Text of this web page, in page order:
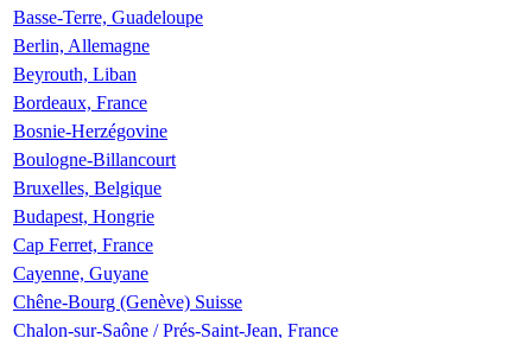
Basse-Terre, Guadeloupe
Berlin, Allemagne
Beyrouth, Liban
Bordeaux, France
Bosnie-Herzégovine
Boulogne-Billancourt
Bruxelles, Belgique
Budapest, Hongrie
Cap Ferret, France
Cayenne, Guyane
Chêne-Bourg (Genève) Suisse
Chalon-sur-Saône / Prés-Saint-Jean, France